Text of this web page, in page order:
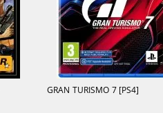
GRAN TURISMO 7 [PS4]